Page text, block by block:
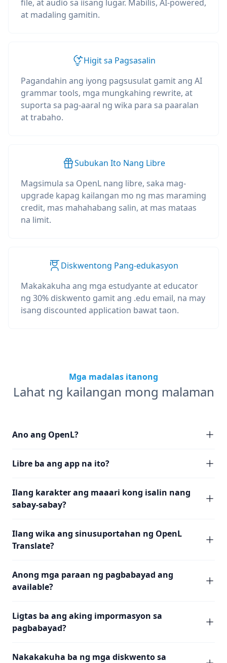
file, at audio sa iisang lugar. Mabilis, AI-powered,
at madaling gamitin.
Higit sa Pagsasalin
Pagandahin ang iyong pagsusulat gamit ang AI
grammar tools, mga mungkahing rewrite, at
suporta sa pag-aaral ng wika para sa paaralan
at trabaho.
Subukan Ito Nang Libre
Magsimula sa OpenL nang libre, saka mag-
upgrade kapag kailangan mo ng mas maraming
credit, mas mahahabang salin, at mas mataas
na limit.
Diskwentong Pang-edukasyon
Makakakuha ang mga estudyante at educator
ng 30% diskwento gamit ang .edu email, na may
isang discounted application bawat taon.
Mga madalas itanong
Lahat ng kailangan mong malaman
Ano ang OpenL?
Libre ba ang app na ito?
Ilang karakter ang maaari kong isalin nang
sabay-sabay?
Ilang wika ang sinusuportahan ng OpenL
Translate?
Anong mga paraan ng pagbabayad ang
available?
Ligtas ba ang aking impormasyon sa
pagbabayad?
Nakakakuha ba ng mga diskwento sa